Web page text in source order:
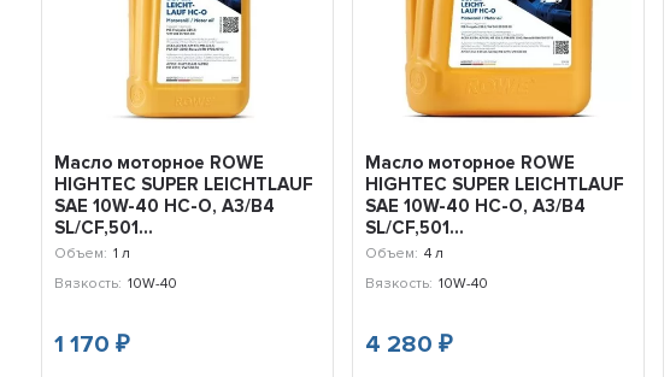
Масло моторное ROWE
HIGHTEC SUPER LEICHTLAUF
SAE 10W-40 HC-O, A3/B4
SL/CF,501...
Объем: 1 л
Вязкость: 10W-40
1 170₽
Масло моторное ROWE
HIGHTEC SUPER LEICHTLAUF
SAE 10W-40 HC-O, A3/B4
SL/CF,501...
Объем: 4 л
Вязкость: 10W-40
4 280₽